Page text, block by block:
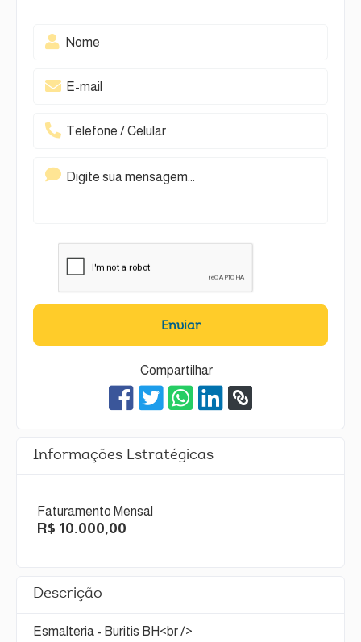
Enviar
Compartilhar
Informações Estratégicas
Faturamento Mensal
R$ 10.000,00
Descrição
Esmalteria - Buritis BH<br />